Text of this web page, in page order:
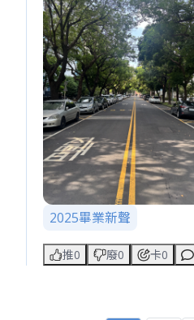
量來讓世界變得更美好。
2025畢業新聲
推0 廢0 卡0